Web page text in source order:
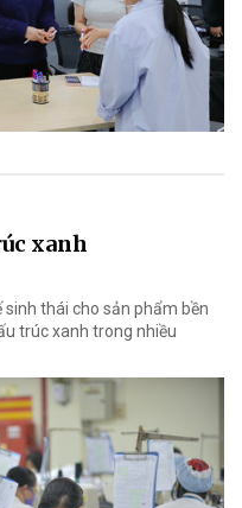
xanh
thái cho sản phẩm bền
trúc xanh trong nhiều